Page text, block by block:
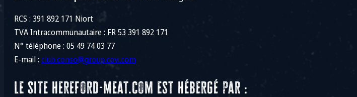
RCS : 391 892 171 Niort
TVA Intracommunautaire : FR 53 391 892 171
N° téléphone : 05 49 74 03 77
E-mail : club.conso@group.covi.com
Le site hereford-meat.com est hébergé par :